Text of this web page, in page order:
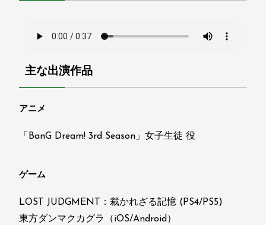
主な出演作品
アニメ
「BanG Dream! 3rd Season」女子生徒 役
ゲーム
LOST JUDGMENT：裁かれざる記憶 (PS4/PS5)
東方ダンマクカグラ（iOS/Android）